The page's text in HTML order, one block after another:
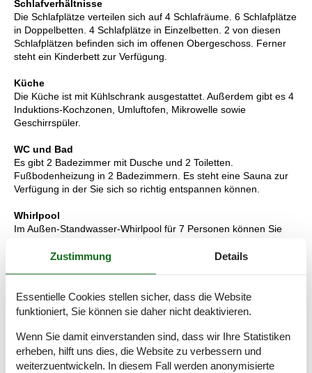
Schlafverhältnisse
Die Schlafplätze verteilen sich auf 4 Schlafräume. 6 Schlafplätze
in Doppelbetten. 4 Schlafplätze in Einzelbetten. 2 von diesen
Schlafplätzen befinden sich im offenen Obergeschoss. Ferner
steht ein Kinderbett zur Verfügung.
Küche
Die Küche ist mit Kühlschrank ausgestattet. Außerdem gibt es 4
Induktions-Kochzonen, Umluftofen, Mikrowelle sowie
Geschirrspüler.
WC und Bad
Es gibt 2 Badezimmer mit Dusche und 2 Toiletten.
Fußbodenheizung in 2 Badezimmern. Es steht eine Sauna zur
Verfügung in der Sie sich so richtig entspannen können.
Whirlpool
Im Außen-Standwasser-Whirlpool für 7 Personen können Sie
Freien genießen.
In der Ferienunterkunft gibt es 2 Fernseher, davon 1 mit Smart-
TV.1 Chromecast. Mindestens 4 dänische Fernsehsender.
Internetverbindung zur Verfügung.
Wissenswertes
Zustimmung Details
Essentielle Cookies stellen sicher, dass die Website
funktioniert, Sie können sie daher nicht deaktivieren.
Wenn Sie damit einverstanden sind, dass wir Ihre Statistiken
erheben, hilft uns dies, die Website zu verbessern und
weiterzuentwickeln. In diesem Fall werden anonymisierte